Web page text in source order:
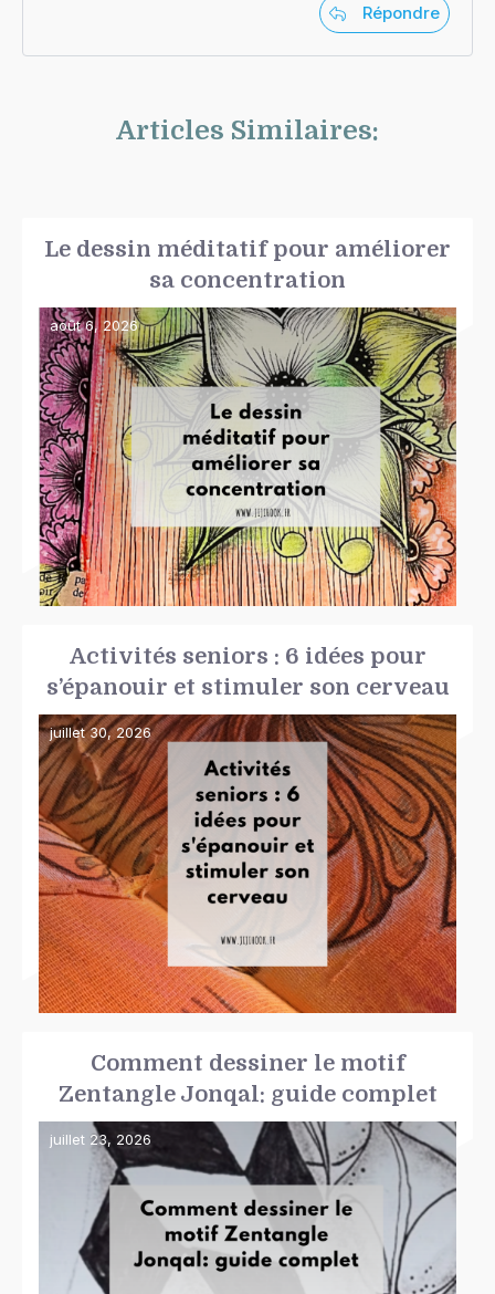
Répondre
Articles Similaires:
Le dessin méditatif pour améliorer
sa concentration
août 6, 2026
Activités seniors : 6 idées pour
s’épanouir et stimuler son cerveau
juillet 30, 2026
Comment dessiner le motif
Zentangle Jonqal: guide complet
juillet 23, 2026